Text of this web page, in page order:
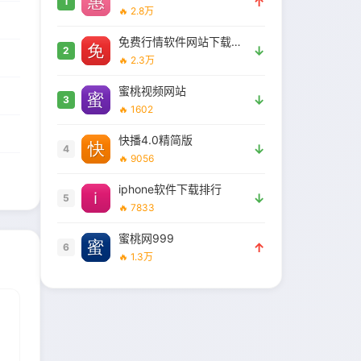
🔥 2.8万
2
免费行情软件网站下载大全安全吗
🔥 2.3万
↓
3
蜜桃视频网站
🔥 1602
↓
4
快播4.0精简版
🔥 9056
↓
5
iphone软件下载排行
🔥 7833
↓
6
蜜桃网999
🔥 1.3万
↑